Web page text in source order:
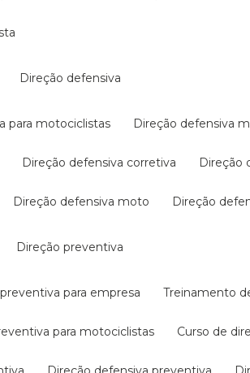
direção defensiva
para motociclistas direção defensiva
direção defensiva corretiva
direção defensiva moto direção
direção preventiva
para empresa treinamento
para motociclistas curso de